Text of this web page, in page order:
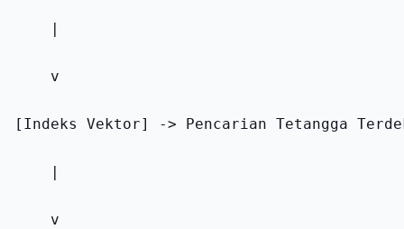
    |
    v
[Indeks Vektor] -> Pencarian Tetangga
    |
    v